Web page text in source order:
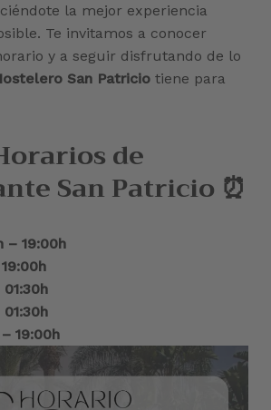
la mejor experiencia
Te invitamos a conocer
y a seguir disfrutando de lo
San Patricio tiene para
s de
San Patricio ⏰
– 19:00h
19:00h